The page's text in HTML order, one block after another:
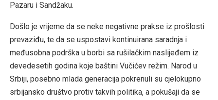
Pazaru i Sandžaku.
Došlo je vrijeme da se neke negativne prakse iz prošlosti
prevaziđu, te da se uspostavi kontinuirana saradnja i
međusobna podrška u borbi sa rušilačkim naslijeđem iz
devedesetih godina koje baštini Vučićev režim. Narod u
Srbiji, posebno mlada generacija pokrenuli su cjelokupno
srbijansko društvo protiv takvih politika, a pokušaji da se